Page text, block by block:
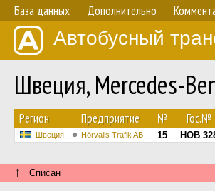
База данных Дополнительно
Автобусный
Швеция, Mercedes-
Регион Предприятие № Гос.№
Швеция Hörvalls Trafik AB 15 HOB
↑ Списан